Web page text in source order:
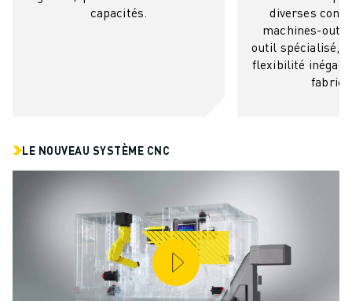
capacités.
diverses
machines-
outil spécialisé,
flexibilité
LE NOUVEAU SYSTÈME CNC